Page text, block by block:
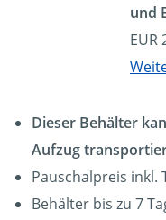
und
EUR
Dieser Behälter
Aufzug
Pauschalpreis
Behälter bis zu 7